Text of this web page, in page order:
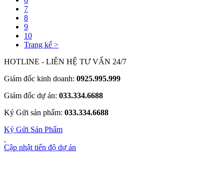
7
8
9
10
Trang kế >
HOTLINE - LIÊN HỆ TƯ VẤN 24/7
Giám đốc kinh doanh: 0925.995.999
Giám đốc dự án: 033.334.6688
Ký Gửi sản phẩm: 033.334.6688
Ký Gửi Sản Phẩm
Cập nhật tiến độ dự án